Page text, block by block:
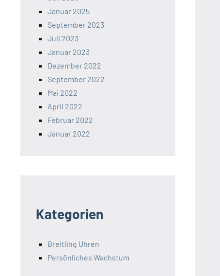
Januar 2025
September 2023
Juli 2023
Januar 2023
Dezember 2022
September 2022
Mai 2022
April 2022
Februar 2022
Januar 2022
Kategorien
Breitling Uhren
Persönliches Wachstum